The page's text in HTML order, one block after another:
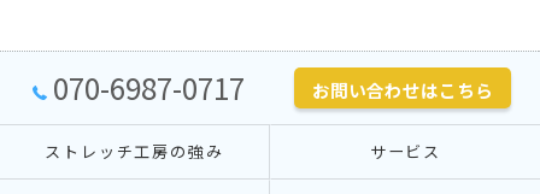
070-6987-0717 お問い合わせはこちら
ストレッチ工房の強み サービス